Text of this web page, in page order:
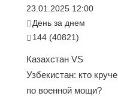
23.01.2025 12:00
День за днем
144 (40821)
Казахстан VS
Узбекистан: кто круче
по военной мощи?